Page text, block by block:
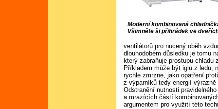
Moderní kombinovaná
Všimněte ši přihrádek ve
ventilátorů pro nucený oběh
dlouhodobém důsledku je tomu
který zabraňuje prostupu
Příkladem může být iglů z ledu,
rychle zmrzne, jako opatření
z výparníků tedy energií
Odstranění nutnosti
a mrazících částí
argumentem pro využití této